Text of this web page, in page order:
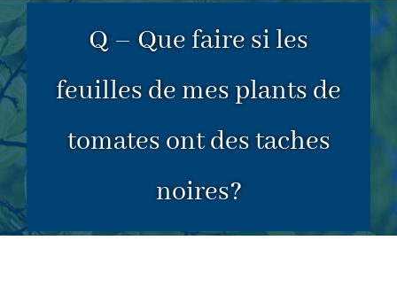
Q – Que faire si les
feuilles de mes plants de
tomates ont des taches
noires?